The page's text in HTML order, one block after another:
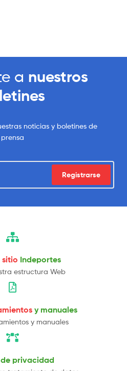
a nuestros
noticias y boletines de
prensa
Registrarse
sitio Indeportes
estructura Web
y manuales
y manuales
de privacidad